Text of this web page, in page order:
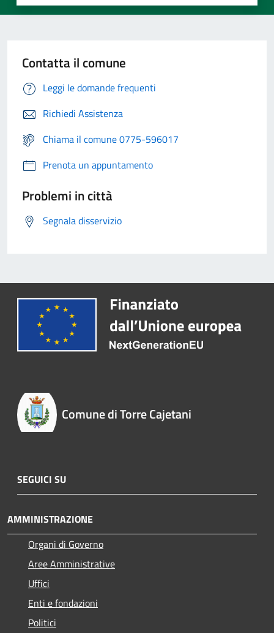
Contatta il comune
Leggi le domande frequenti
Richiedi Assistenza
Chiama il comune 0775-596017
Prenota un appuntamento
Problemi in città
Segnala disservizio
Comune di Torre Cajetani
SEGUICI SU
AMMINISTRAZIONE
Organi di Governo
Aree Amministrative
Uffici
Enti e fondazioni
Politici